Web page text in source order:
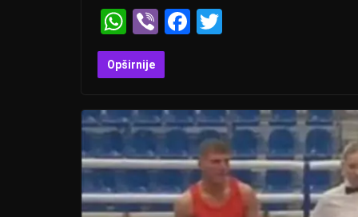
W
h
at
A
p
p
Vi
b
er
F
b
o
o
k
Opširnije